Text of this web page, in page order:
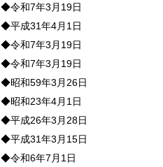
◆令和7年3月19日
◆平成31年4月1日
◆令和7年3月19日
◆令和7年3月19日
◆昭和59年3月26日
◆昭和23年4月1日
◆平成26年3月28日
◆平成31年3月15日
◆令和6年7月1日